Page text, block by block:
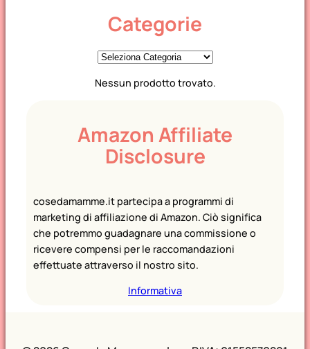
Categorie
C
t
o
Nessun prodotto trovato.
Amazon Affiliate
Disclosure
cosedamamme.it partecipa a programmi di
marketing di affiliazione di Amazon. Ciò significa
che potremmo guadagnare una commissione o
ricevere compensi per le raccomandazioni
effettuate attraverso il nostro sito.
Informativa